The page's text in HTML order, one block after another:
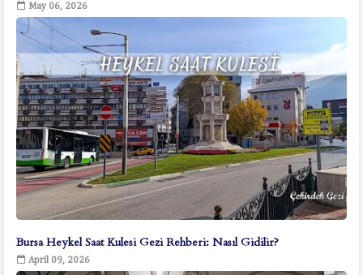
May 06, 2026
Bursa Heykel Saat Kulesi Gezi Rehberi: Nasıl Gidilir?
April 09, 2026